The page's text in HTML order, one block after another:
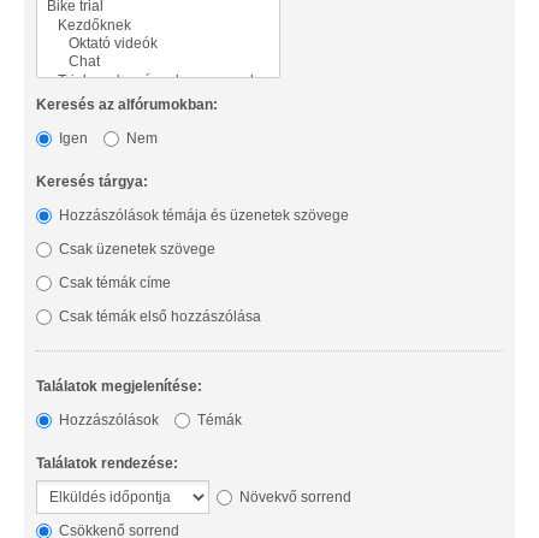
Keresés az alfórumokban:
Igen
Nem
Keresés tárgya:
Hozzászólások témája és üzenetek szövege
Csak üzenetek szövege
Csak témák címe
Csak témák első hozzászólása
Találatok megjelenítése:
Hozzászólások
Témák
Találatok rendezése:
Növekvő sorrend
Csökkenő sorrend